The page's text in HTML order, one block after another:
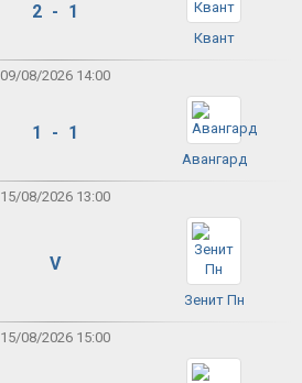
2 - 1
Квант
09/08/2026 14:00
1 - 1
Авангард
15/08/2026 13:00
V
Зенит Пн
15/08/2026 15:00